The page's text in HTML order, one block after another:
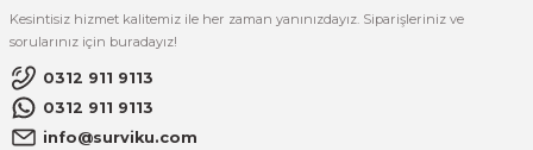
Kesintisiz hizmet kalitemiz ile her zaman yanınızdayız. Siparişleriniz ve
sorularınız için buradayız!
0312 911 9113
0312 911 9113
info@surviku.com